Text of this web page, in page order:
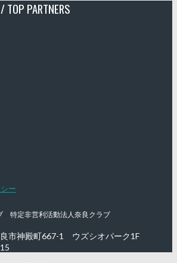
TOP PARTNERS
ー
特定非営利活動法人奈良クラブ
市神殿町667-1 ウズシオパーク1F